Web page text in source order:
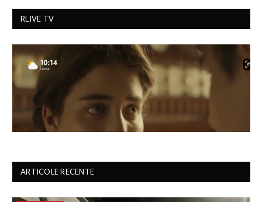
RLIVE TV
ARTICOLE RECENTE